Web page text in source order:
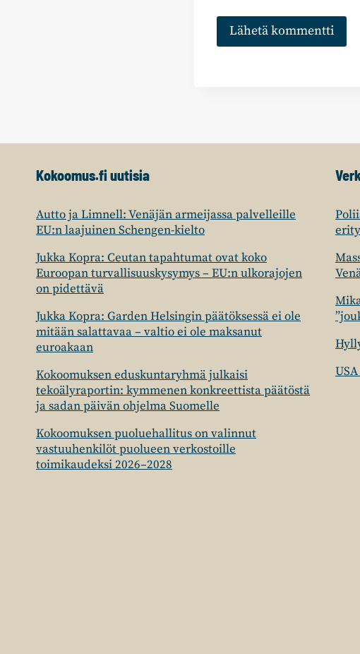
Kokoomus.fi uutisia
Autto ja Limnell: Venäjän armeijassa palvelleille
EU:n laajuinen Schengen-kielto
Jukka Kopra: Ceutan tapahtumat ovat koko
Euroopan turvallisuuskysymys – EU:n ulkorajojen
on pidettävä
Jukka Kopra: Garden Helsingin päätöksessä ei ole
mitään salattavaa – valtio ei ole maksanut
euroakaan
Kokoomuksen eduskuntaryhmä julkaisi
tekoälyraportin: kymmenen konkreettista päätöstä
ja sadan päivän ohjelma Suomelle
Kokoomuksen puoluehallitus on valinnut
vastuuhenkilöt puolueen verkostoille
toimikaudeksi 2026–2028